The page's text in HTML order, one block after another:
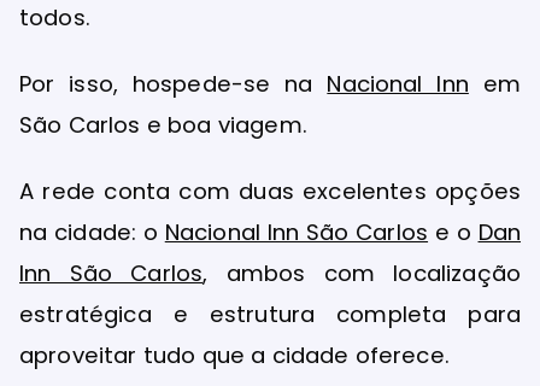
todos.
Por isso, hospede-se na Nacional Inn em
São Carlos e boa viagem.
A rede conta com duas excelentes opções
na cidade: o Nacional Inn São Carlos e o Dan
Inn São Carlos, ambos com localização
estratégica e estrutura completa para
aproveitar tudo que a cidade oferece.